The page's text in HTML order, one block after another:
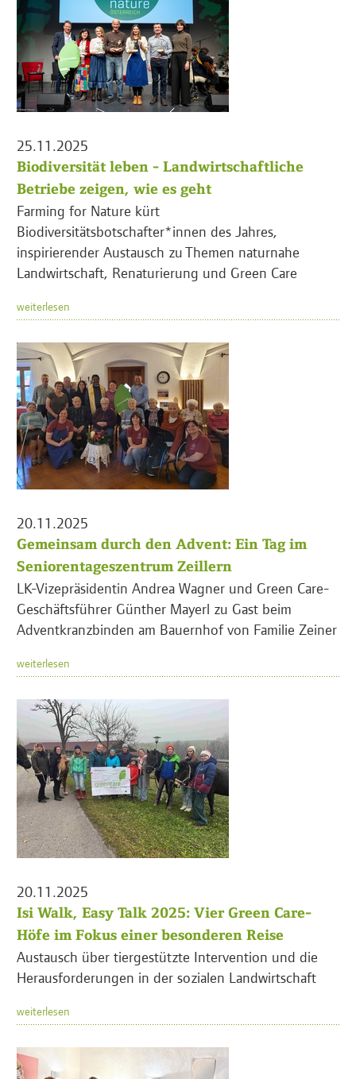
25.11.2025
Biodiversität leben - Landwirtschaftliche
Betriebe zeigen, wie es geht
Farming for Nature kürt
Biodiversitätsbotschafter*innen des Jahres,
inspirierender Austausch zu Themen naturnahe
Landwirtschaft, Renaturierung und Green Care
weiterlesen
20.11.2025
Gemeinsam durch den Advent: Ein Tag im
Seniorentageszentrum Zeillern
LK-Vizepräsidentin Andrea Wagner und Green Care-
Geschäftsführer Günther Mayerl zu Gast beim
Adventkranzbinden am Bauernhof von Familie Zeiner
weiterlesen
20.11.2025
Isi Walk, Easy Talk 2025: Vier Green Care-
Höfe im Fokus einer besonderen Reise
Austausch über tiergestützte Intervention und die
Herausforderungen in der sozialen Landwirtschaft
weiterlesen